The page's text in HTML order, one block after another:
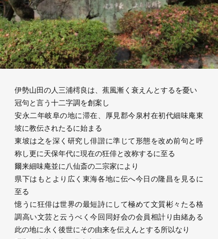
伊勢山田の人三浦樗良は、蕉風漸く衰えんとするを憂い
冠句と言う十二字調を創案し
安永二年岐阜の地に滞在、厚見郡今泉村在初代細味庵東
坡に教伝されたるに始まる
東坡は之を深く研究し俳諧に準じて形態を改め前句と呼
称し更に天保年代に現在の狂俳と改称するに至る
爾来細味庵並に八仙斎の二宗家により
県下はもとより広く東海各地に伝へ今日の隆昌を見るに
至る
憶うに狂俳は世界の最短詩にして極めて文質彬々たる格
調高い文芸と云うべく今回同好会の会員相計り由緒ある
此の地に永く後世にその由来を伝えんとする所以なり